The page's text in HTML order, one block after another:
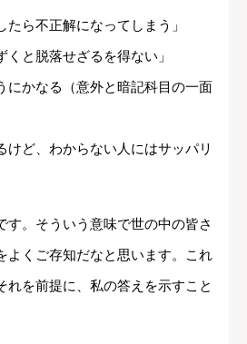
たら不正解になってしまう」
くと脱落せざるを得ない」
にかなる（意外と暗記科目の一面
けど、わからない人にはサッパリ
す。そういう意味で世の中の皆さ
よくご存知だなと思います。これ
れを前提に、私の答えを示すこと